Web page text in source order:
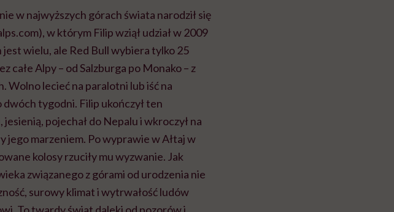
w najwyższych górach świata narodził się
w którym Filip wziął udział w 2009
wielu, ale Red Bull wybiera tylko 25
całe Alpy – od Salzburga po Monako – z
lecieć na paralotni lub iść na
dwóch tygodni. Filip ukończył ten
pojechał do Nepalu i wkroczył na
jego marzeniem. Po wyprawie w Ałtaj w
kolosy rzuciły mu wyzwanie. Jak
związanego z górami od urodzenia nie
surowy klimat i wytrwałość ludów